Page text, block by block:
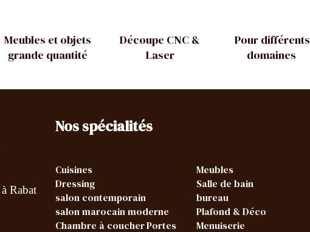
Meubles et objets
grande quantité
Découpe CNC &
Laser
Pour différents
domaines
Rabat
Nos spécialités
Cuisines
Dressing
salon contemporain
salon marocain moderne
Chambre à coucherPortes
Meubles
Salle de bain
bureau
Plafond & Déco
Menuiserie